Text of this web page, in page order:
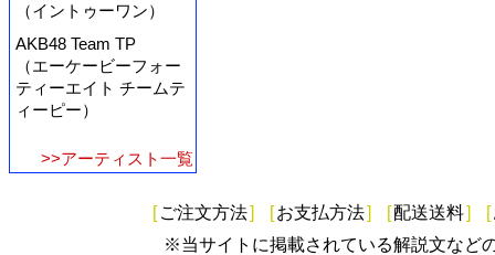
（イントゥーワン）
AKB48 Team TP
（エーケービーフォー
ティーエイト チームテ
ィーピー）
>>アーティスト一覧
[ ご注文方法] [お支払方法] [配送送料] [
※当サイトに掲載されている解説文など